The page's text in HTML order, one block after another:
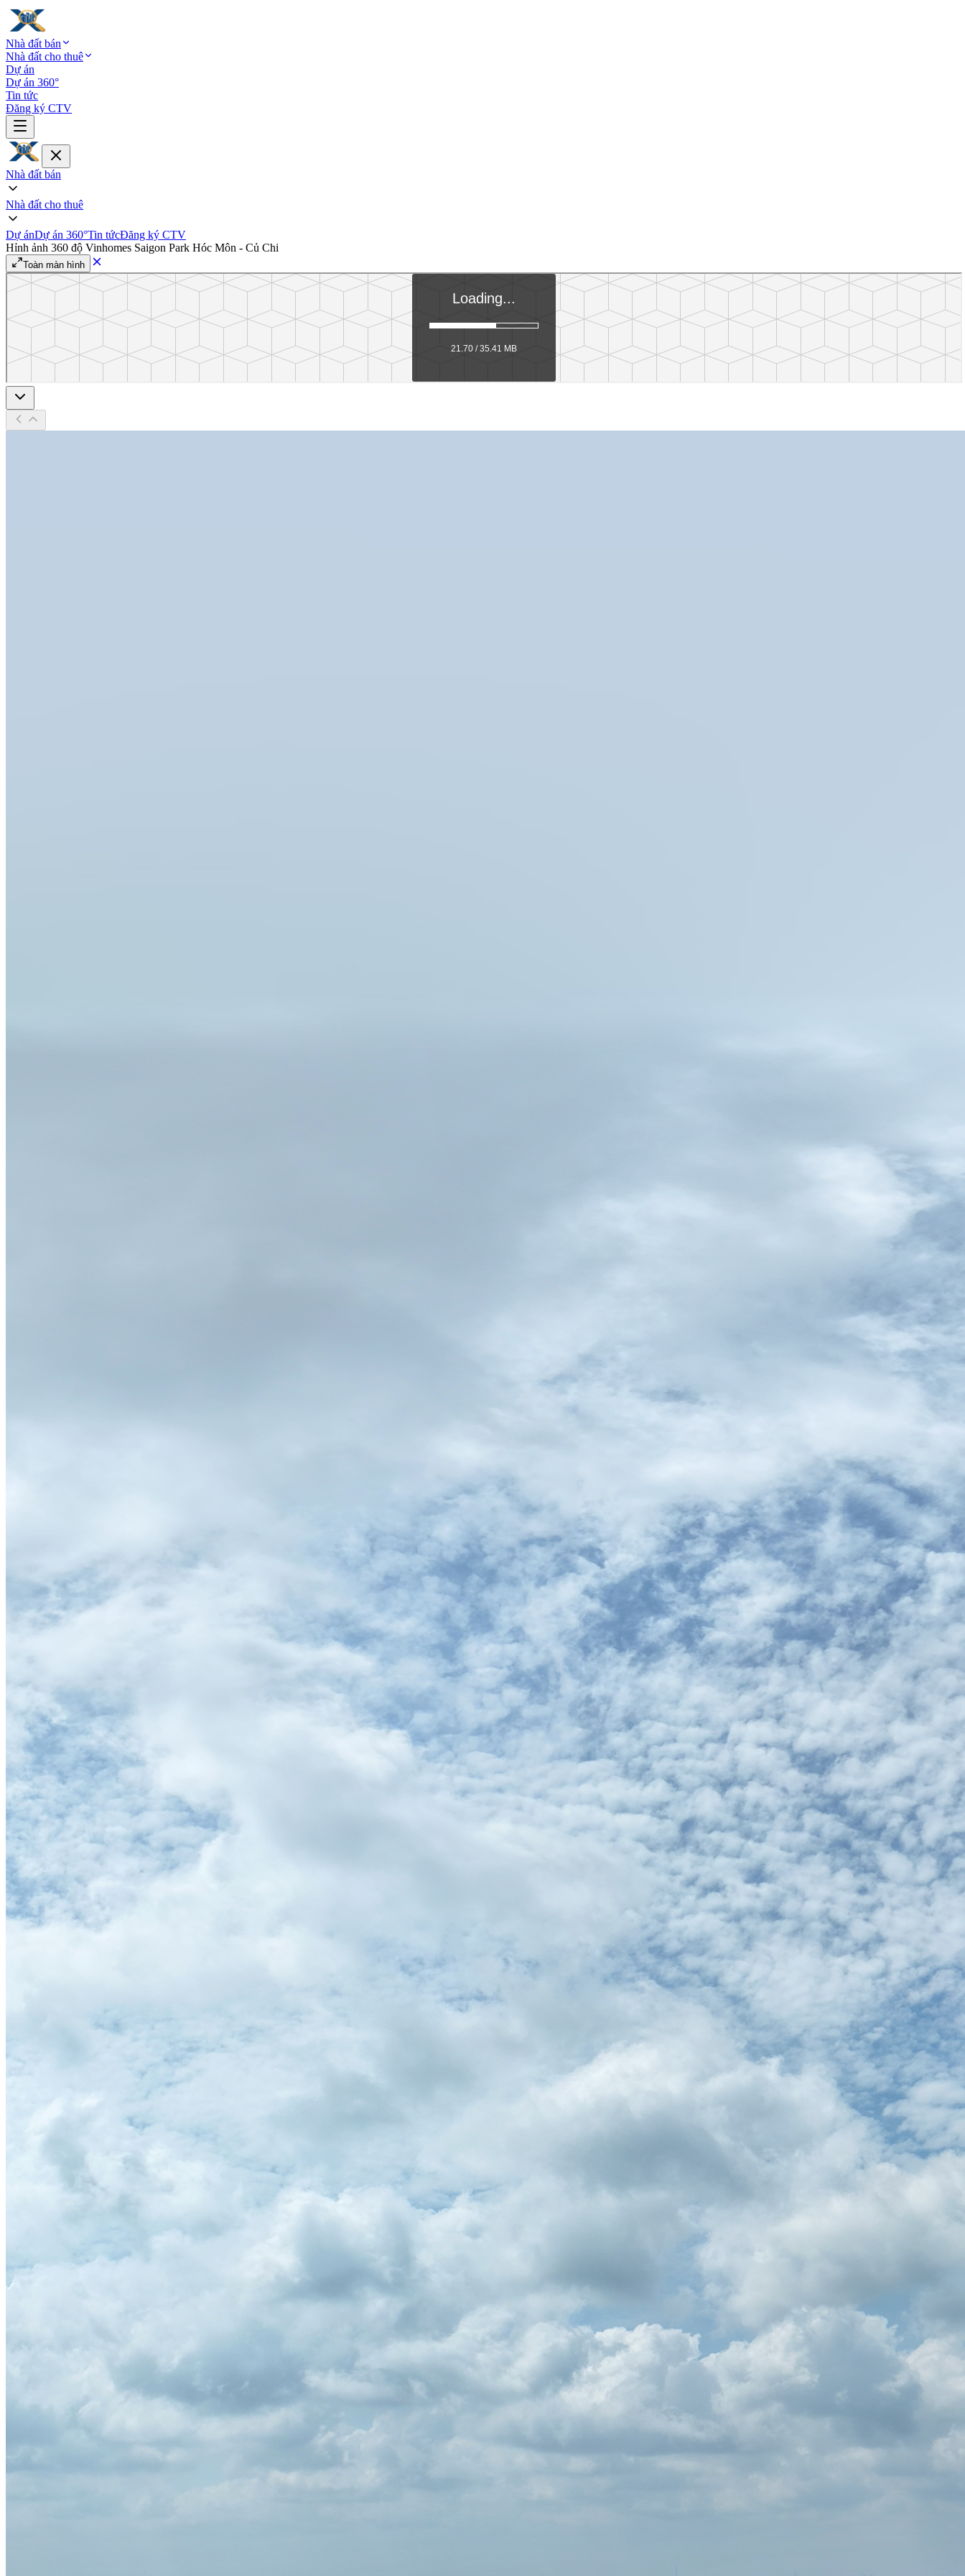
Nhà đất bán
Nhà đất cho thuê
Dự án
Dự án 360°
Tin tức
Đăng ký CTV
Nhà đất bán
Nhà đất cho thuê
Dự ánDự án 360°Tin tứcĐăng ký CTV
Hỉnh ảnh 360 độ Vinhomes Saigon Park Hóc Môn - Củ Chi
Toàn màn hình